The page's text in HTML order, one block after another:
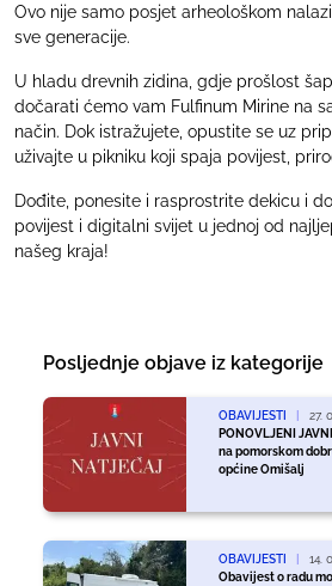
Ovo nije samo posjet arheološkom
sve generacije.
U hladu drevnih zidina, gdje prošlost
dočarati ćemo vam Fulfinum Mirine na
način. Dok istražujete, opustite se uz
uživajte u pikniku koji spaja povijest,
Dođite, ponesite i rasprostrite dekicu i
povijest i digitalni svijet u jednoj od
našeg kraja!
Posljednje objave iz kategorije
OBAVIJESTI
27.
PONOVLJENI
na pomorskom
općine Omišalj
OBAVIJESTI
14.
Obavijest o radu